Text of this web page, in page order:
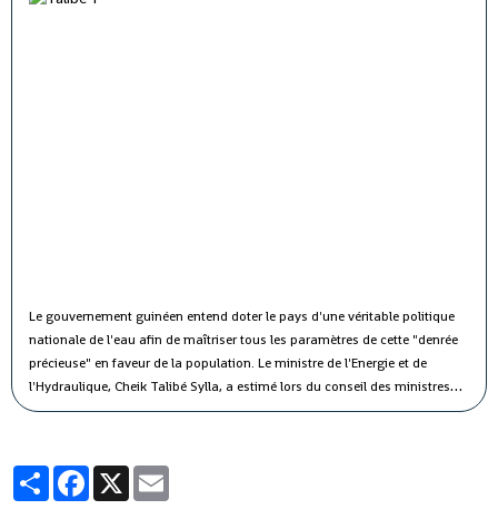
Le gouvernement guinéen entend doter le pays d'une véritable politique
nationale de l'eau afin de maîtriser tous les paramètres de cette "denrée
précieuse" en faveur de la population. Le ministre de l'Energie et de
l'Hydraulique, Cheik Talibé Sylla, a estimé lors du conseil des ministres
jeudi que le "potentiel des ressources en eau du pays est estimé à 226
PartagerFacebook
X